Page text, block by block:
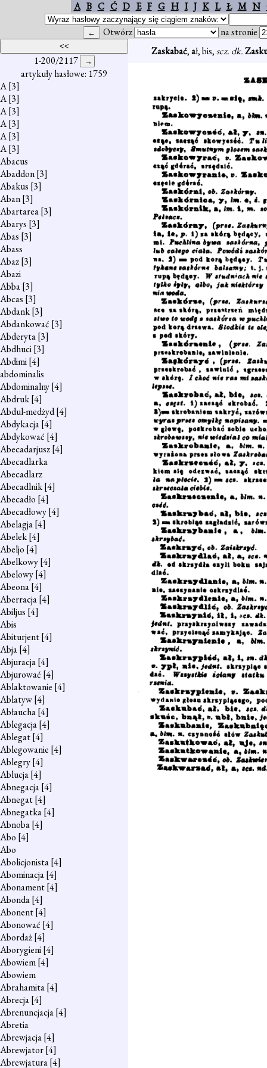
A B C Ć D E F G H I J K L Ł M N
Otwórz na stronie
1-200/2117
artykuły hasłowe: 1759
A[3]
A[3]
A[3]
A[3]
A[3]
A[3]
Abacus
Abaddon[3]
Abakus [3]
Aban[3]
Abartarea[3]
Abarys [3]
Abas [3]
Abass
Abaz[3]
Abazi
Abba[3]
Abcas [3]
Abdank[3]
Abdankować [3]
Abderyta[3]
Abdhuci[3]
Abdimi[4]
abdominalis
Abdominalny[4]
Abdruk[4]
Abdul-medżyd[4]
Abdykacja[4]
Abdykować [4]
Abecadarjusz[4]
Abecadlarka
Abecadlarz
Abecadlnik[4]
Abecadło [4]
Abecadłowy[4]
Abelagja[4]
Abelek[4]
Abeljo [4]
Abelkowy[4]
Abelowy[4]
Abeona[4]
Aberracja[4]
Abiljus [4]
Abis
Abiturjent[4]
Abja[4]
Abjuracja[4]
Abjurować [4]
Ablaktowanie [4]
Ablatyw[4]
Abłaucha[4]
Ablegacja[4]
Ablegat[4]
Ablegowanie [4]
Ablegry[4]
Ablucja[4]
Abnegacja[4]
Abnegat[4]
Abnegatka[4]
Abnoba[4]
Abo [4]
Abo
Abolicjonista[4]
Abominacja[4]
Abonament[4]
Abonda[4]
Abonent[4]
Abonować [4]
Abordaż[4]
Aborygieni[4]
Abowiem[4]
Abowiem
Abrahamita[4]
Abrecja[4]
Abrenuncjacja[4]
Abretia
Abrewjacja[4]
Abrewjator[4]
Abrewjatura[4]
Zaskabać,ał, bis,scz. dk.